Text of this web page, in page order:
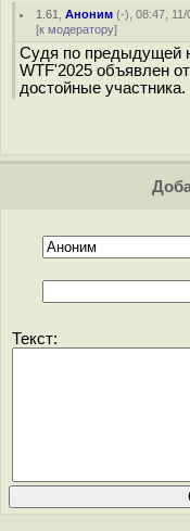
1.61 ,Аноним (-), 08:47, 11/
[к модератору]
Судя по предыдущей
WTF'2025 объявлен
достойные участника.
Текст: